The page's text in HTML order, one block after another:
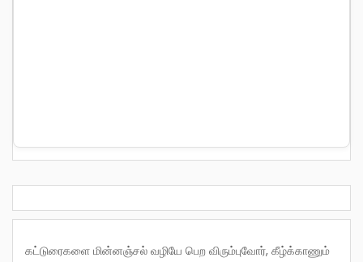
கட்டுரைகளை மின்னஞ்சல் வழியே பெற விரும்புவோர், கீழ்க்காணும்